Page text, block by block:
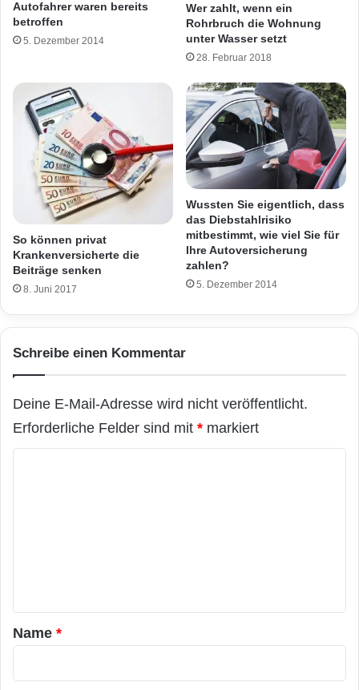
Autofahrer waren bereits
betroffen
5. Dezember 2014
Wer zahlt, wenn ein
Rohrbruch die Wohnung
unter Wasser setzt
28. Februar 2018
So können privat
Krankenversicherte die
Beiträge senken
8. Juni 2017
Wussten Sie eigentlich, dass
das Diebstahlrisiko
mitbestimmt, wie viel Sie für
Ihre Autoversicherung
zahlen?
5. Dezember 2014
Schreibe einen Kommentar
Deine E-Mail-Adresse wird nicht veröffentlicht.
Erforderliche Felder sind mit * markiert
a
r
*
Name *